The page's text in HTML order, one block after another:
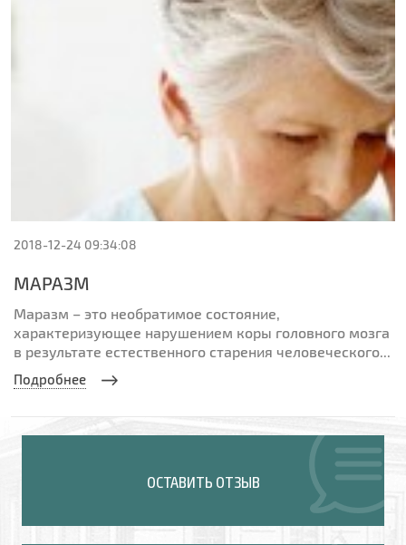
2018-12-24 09:34:08
МАРАЗМ
Маразм – это необратимое состояние,
характеризующее нарушением коры головного мозга
в результате естественного старения человеческого...
Подробнее
ОСТАВИТЬ ОТЗЫВ